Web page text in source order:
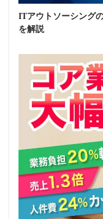
ITアウトソーシング
を解説